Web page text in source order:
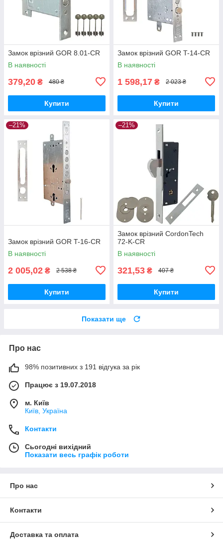
Замок врізний GOR 8.01-CR
В наявності
379,20 ₴ 480 ₴
Купити
Замок врізний GOR T-14-CR
В наявності
1 598,17 ₴ 2 023 ₴
Купити
–21%
Замок врізний GOR T-16-CR
В наявності
2 005,02 ₴ 2 538 ₴
Купити
–21%
Замок врізний CordonTech
72-K-CR
В наявності
321,53 ₴ 407 ₴
Купити
Показати ще
Про нас
98% позитивних з 191 відгука за рік
Працює з 19.07.2018
м. Київ
Київ, Україна
Контакти
Сьогодні вихідний
Показати весь графік роботи
Про нас
Контакти
Доставка та оплата